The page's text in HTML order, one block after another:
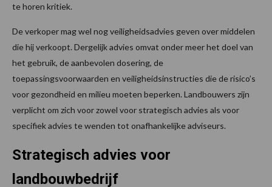
te horen kritiek.
De verkoper mag wel nog veiligheidsadvies geven over middelen
die hij verkoopt. Dergelijk advies omvat onder meer het doel van
het gebruik, de aanbevolen dosering, de
toepassingsvoorwaarden en veiligheidsinstructies die de risico’s
voor gezondheid en milieu moeten beperken. Landbouwers zijn
verplicht om zich voor zowel voor strategisch advies als voor
specifiek advies te wenden tot onafhankelijke adviseurs.
Strategisch advies voor
landbouwbedrijf